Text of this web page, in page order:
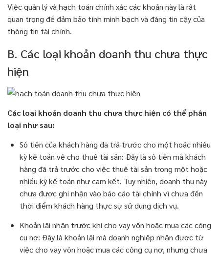
Việc quản lý và hạch toán chính xác các khoản này là rất
quan trọng để đảm bảo tính minh bạch và đáng tin cậy của
thông tin tài chính.
B. Các loại khoản doanh thu chưa thực
hiện
Các loại khoản doanh thu chưa thực hiện có thể phân
loại như sau:
Số tiền của khách hàng đã trả trước cho một hoặc nhiều
kỳ kế toán về cho thuê tài sản: Đây là số tiền mà khách
hàng đã trả trước cho việc thuê tài sản trong một hoặc
nhiều kỳ kế toán như cam kết. Tuy nhiên, doanh thu này
chưa được ghi nhận vào báo cáo tài chính vì chưa đến
thời điểm khách hàng thực sự sử dụng dịch vụ.
Khoản lãi nhận trước khi cho vay vốn hoặc mua các công
cụ nợ: Đây là khoản lãi mà doanh nghiệp nhận được từ
việc cho vay vốn hoặc mua các công cụ nợ, nhưng chưa